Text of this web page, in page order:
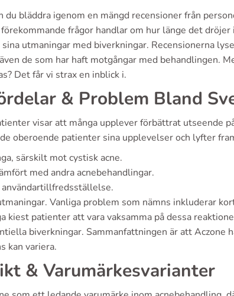
du bläddra igenom en mängd recensioner från
frågor handlar om hur länge det
utmaningar med biverkningar. Recensionerna
de som har haft motgångar med behandlingen.
Det får vi strax en inblick i.
& Problem Bland
visar att många upplever förbättrat utseende
oberoende patienter sina upplevelser och lyfter
särskilt mot cystisk acne.
med andra acnebehandlingar.
Vanliga problem som nämns inkluderar
kiest patienter att vara vaksamma på dessa
biverkningar. Sammanfattningen är att Aczone
kan variera.
& Varumärkesvarianter